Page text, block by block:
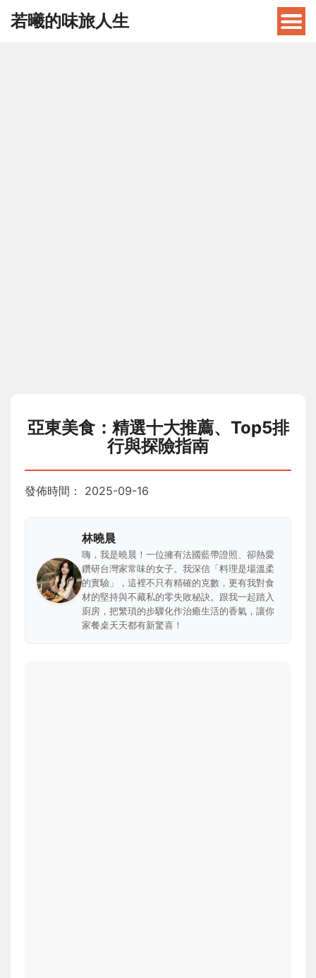
若曦的味旅人生
亞東美食：精選十大推薦、Top5排
行與探險指南
發佈時間： 2025-09-16
林曉晨
嗨，我是曉晨！一位擁有法國藍帶證照、卻熱愛
鑽研台灣家常味的女子。我深信「料理是場溫柔
的實驗」，這裡不只有精確的克數，更有我對食
材的堅持與不藏私的零失敗秘訣。跟我一起踏入
廚房，把繁瑣的步驟化作治癒生活的香氣，讓你
家餐桌天天都有新驚喜！